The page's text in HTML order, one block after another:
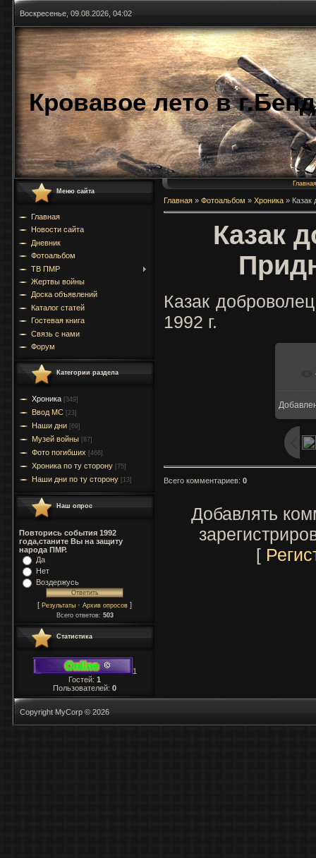
Воскресенье, 09.08.2026, 04:02
Кровавое лето в
Меню сайта
Главная
Новости сайта
Дневник
Фотоальбом
ТВ ПМР
Жертвы войны
Доска объявлений
Каталог статей
Гостевая книга
Связь с нами
Форум
Категории раздела
Хроника [349]
Ввод МC [23]
Наши дни [69]
Музей войны [87]
Фото погибших [466]
Хроника по ту сторону [75]
Наши дни по ту сторону [13]
Наш опрос
Повторись события 1992
года,станите Вы на защиту
народа ПМР.
Да
Нет
Воздержусь
[ Результаты · Архив опросов ]
Всего ответов: 503
Статистика
1
Гостей: 1
Пользователей: 0
Главная
Главная » Фотоальбом » Хроника » Казак
Казак
Казак
1992 г.
Всего комментариев: 0
Добавлять
[
Copyright MyCorp © 2026